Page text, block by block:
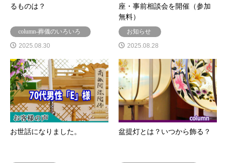
るものは？
column-葬儀のいろいろ
2025.08.30
座・事前相談会を開催（参加
無料）
お知らせ
2025.08.28
お世話になりました。 盆提灯とは？いつから飾る？